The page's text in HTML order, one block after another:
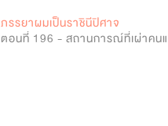
ภรรยาผมเป็นราชินีปิศาจ
ตอนที่ 196 - สถานการณ์ที่เผ่าคนแ